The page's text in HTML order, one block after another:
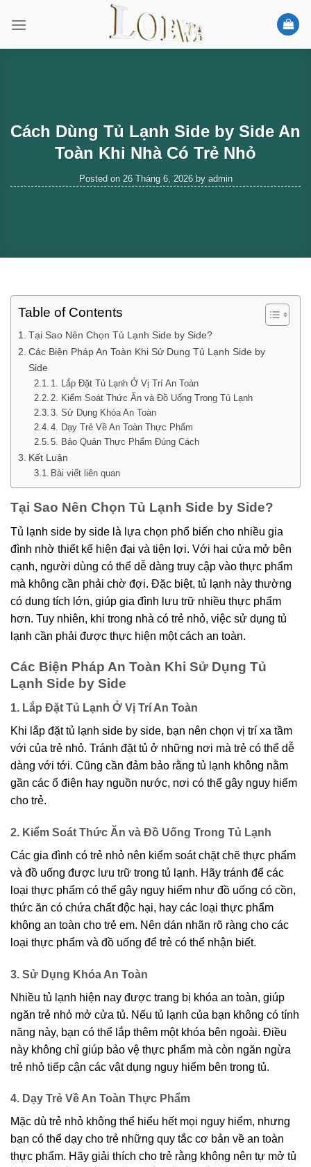
Cách Dùng Tủ Lạnh Side by Side An
Toàn Khi Nhà Có Trẻ Nhỏ
Posted on 26 Tháng 6, 2026by admin
Table of Contents
Tại Sao Nên Chọn Tủ Lạnh Side by Side?
Các Biện Pháp An Toàn Khi Sử Dụng Tủ Lạnh Side by
Side
1. Lắp Đặt Tủ Lạnh Ở Vị Trí An Toàn
2. Kiểm Soát Thức Ăn và Đồ Uống Trong Tủ Lạnh
3. Sử Dụng Khóa An Toàn
4. Dạy Trẻ Về An Toàn Thực Phẩm
5. Bảo Quản Thực Phẩm Đúng Cách
Kết Luận
Bài viết liên quan
Tại Sao Nên Chọn Tủ Lạnh Side by Side?
Tủ lạnh side by side là lựa chọn phổ biến cho nhiều gia
đình nhờ thiết kế hiện đại và tiện lợi. Với hai cửa mở bên
cạnh, người dùng có thể dễ dàng truy cập vào thực phẩm
mà không cần phải chờ đợi. Đặc biệt, tủ lạnh này thường
có dung tích lớn, giúp gia đình lưu trữ nhiều thực phẩm
hơn. Tuy nhiên, khi trong nhà có trẻ nhỏ, việc sử dụng tủ
lạnh cần phải được thực hiện một cách an toàn.
Các Biện Pháp An Toàn Khi Sử Dụng Tủ
Lạnh Side by Side
1. Lắp Đặt Tủ Lạnh Ở Vị Trí An Toàn
Khi lắp đặt tủ lạnh side by side, bạn nên chọn vị trí xa tầm
với của trẻ nhỏ. Tránh đặt tủ ở những nơi mà trẻ có thể dễ
dàng với tới. Cũng cần đảm bảo rằng tủ lạnh không nằm
gần các ổ điện hay nguồn nước, nơi có thể gây nguy hiểm
cho trẻ.
2. Kiểm Soát Thức Ăn và Đồ Uống Trong Tủ Lạnh
Các gia đình có trẻ nhỏ nên kiểm soát chặt chẽ thực phẩm
và đồ uống được lưu trữ trong tủ lạnh. Hãy tránh để các
loại thực phẩm có thể gây nguy hiểm như đồ uống có cồn,
thức ăn có chứa chất độc hại, hay các loại thực phẩm
không an toàn cho trẻ em. Nên dán nhãn rõ ràng cho các
loại thực phẩm và đồ uống để trẻ có thể nhận biết.
3. Sử Dụng Khóa An Toàn
Nhiều tủ lạnh hiện nay được trang bị khóa an toàn, giúp
ngăn trẻ nhỏ mở cửa tủ. Nếu tủ lạnh của bạn không có tính
năng này, bạn có thể lắp thêm một khóa bên ngoài. Điều
này không chỉ giúp bảo vệ thực phẩm mà còn ngăn ngừa
trẻ nhỏ tiếp cận các vật dụng nguy hiểm bên trong tủ.
4. Dạy Trẻ Về An Toàn Thực Phẩm
Mặc dù trẻ nhỏ không thể hiểu hết mọi nguy hiểm, nhưng
bạn có thể dạy cho trẻ những quy tắc cơ bản về an toàn
thực phẩm. Hãy giải thích cho trẻ rằng không nên tự mở tủ